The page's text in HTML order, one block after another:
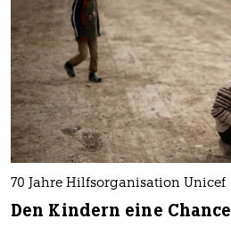
70 Jahre Hilfsorganisation Unicef
Den Kindern eine Chance